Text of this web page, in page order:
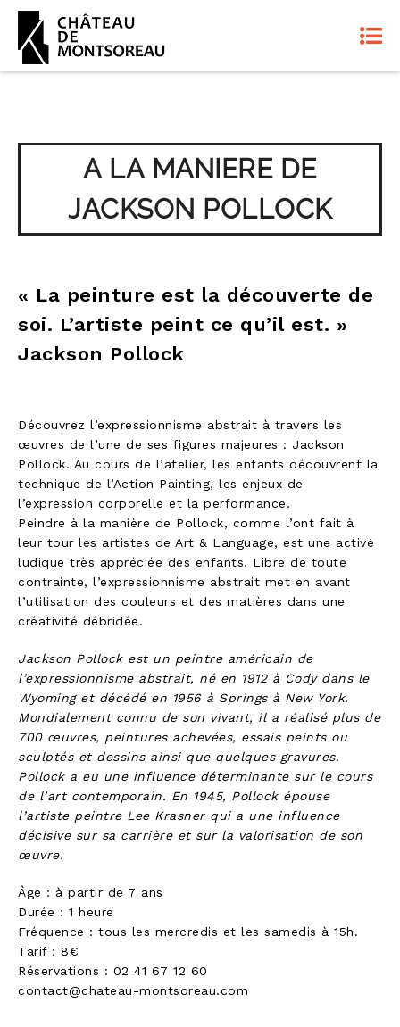
A LA MANIERE DE
JACKSON POLLOCK
« La peinture est la découverte de
soi. L’artiste peint ce qu’il est. »
Jackson Pollock
Découvrez l’expressionnisme abstrait à travers les
œuvres de l’une de ses figures majeures : Jackson
Pollock. Au cours de l’atelier, les enfants découvrent la
technique de l’Action Painting, les enjeux de
l’expression corporelle et la performance.
Peindre à la manière de Pollock, comme l’ont fait à
leur tour les artistes de Art & Language, est une activé
ludique très appréciée des enfants. Libre de toute
contrainte, l’expressionnisme abstrait met en avant
l’utilisation des couleurs et des matières dans une
créativité débridée.
Jackson Pollock est un peintre américain de
l’expressionnisme abstrait, né en 1912 à Cody dans le
Wyoming et décédé en 1956 à Springs à New York.
Mondialement connu de son vivant, il a réalisé plus de
700 œuvres, peintures achevées, essais peints ou
sculptés et dessins ainsi que quelques gravures.
Pollock a eu une influence déterminante sur le cours
de l’art contemporain. En 1945, Pollock épouse
l’artiste peintre Lee Krasner qui a une influence
décisive sur sa carrière et sur la valorisation de son
œuvre.
Âge : à partir de 7 ans
Durée : 1 heure
Fréquence : tous les mercredis et les samedis à 15h.
Tarif : 8€
Réservations : 02 41 67 12 60
contact@chateau-montsoreau.com